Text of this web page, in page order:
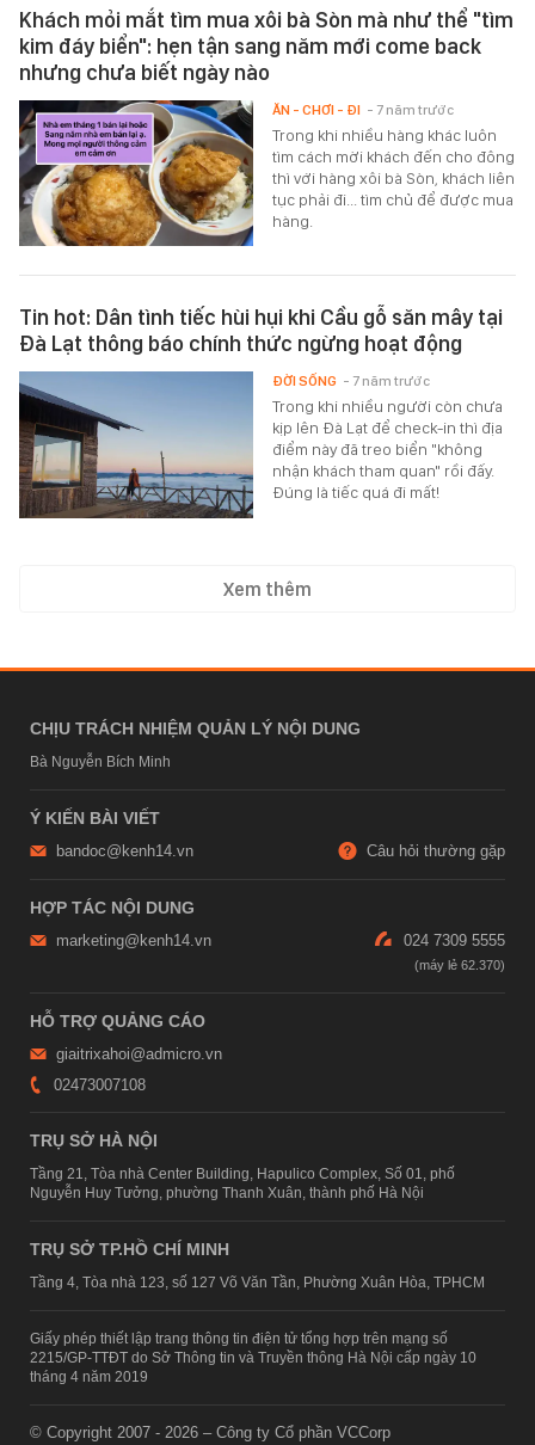
Khách mỏi mắt tìm mua xôi bà Sòn mà như thể "tìm
kim đáy biển": hẹn tận sang năm mới come back
nhưng chưa biết ngày nào
Trong khi nhiều hàng khác luôn
tìm cách mời khách đến cho đông
thì với hàng xôi bà Sòn, khách liên
tục phải đi... tìm chủ để được mua
hàng.
ĂN - CHƠI - ĐI - 7 năm trước
Tin hot: Dân tình tiếc hùi hụi khi Cầu gỗ săn mây tại
Đà Lạt thông báo chính thức ngừng hoạt động
Trong khi nhiều người còn chưa
kịp lên Đà Lạt để check-in thì địa
điểm này đã treo biển "không
nhận khách tham quan" rồi đấy.
Đúng là tiếc quá đi mất!
ĐỜI SỐNG - 7 năm trước
Xem thêm
CHỊU TRÁCH NHIỆM QUẢN LÝ NỘI DUNG
Bà Nguyễn Bích Minh
Ý KIẾN BÀI VIẾT
bandoc@kenh14.vn Câu hỏi thường gặp
HỢP TÁC NỘI DUNG
marketing@kenh14.vn 024 7309 5555
HỖ TRỢ QUẢNG CÁO
giaitrixahoi@admicro.vn
02473007108
TRỤ SỞ HÀ NỘI
Tầng 21, Tòa nhà Center Building, Hapulico Complex, Số 01, phố
Nguyễn Huy Tưởng, phường Thanh Xuân, thành phố Hà Nội
TRỤ SỞ TP.HỒ CHÍ MINH
Tầng 4, Tòa nhà 123, số 127 Võ Văn Tần, Phường Xuân Hòa, TPHCM
Giấy phép thiết lập trang thông tin điện tử tổng hợp trên mạng số
2215/GP-TTĐT do Sở Thông tin và Truyền thông Hà Nội cấp ngày 10
tháng 4 năm 2019
© Copyright 2007 - 2026 – Công ty Cổ phần VCCorp